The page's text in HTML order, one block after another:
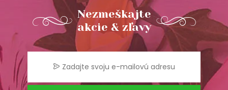
Nezmeškajte
akcie & zľavy